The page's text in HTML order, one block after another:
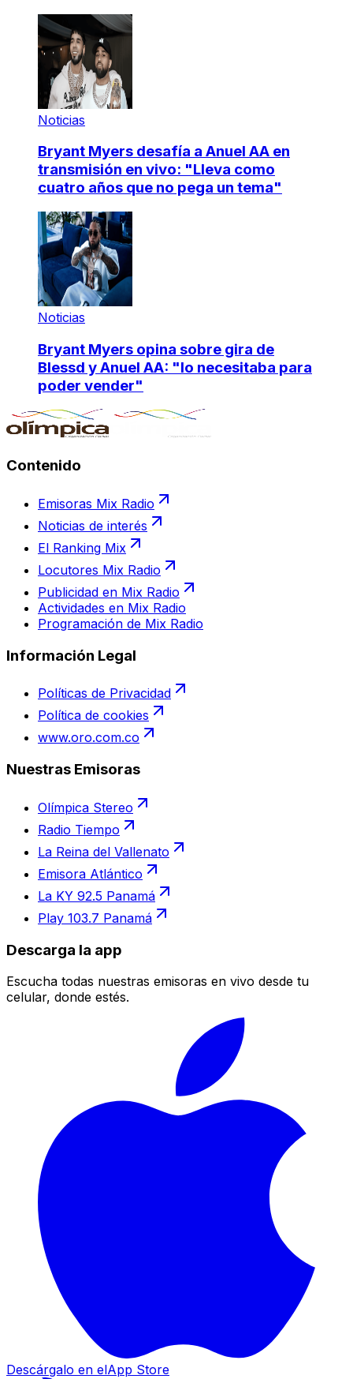
Noticias
Bryant Myers desafía a Anuel AA en
transmisión en vivo: "Lleva como
cuatro años que no pega un tema"
Noticias
Bryant Myers opina sobre gira de
Blessd y Anuel AA: "lo necesitaba para
poder vender"
Contenido
Emisoras Mix Radio
Noticias de interés
El Ranking Mix
Locutores Mix Radio
Publicidad en Mix Radio
Actividades en Mix Radio
Programación de Mix Radio
Información Legal
Políticas de Privacidad
Política de cookies
www.oro.com.co
Nuestras Emisoras
Olímpica Stereo
Radio Tiempo
La Reina del Vallenato
Emisora Atlántico
La KY 92.5 Panamá
Play 103.7 Panamá
Descarga la app
Escucha todas nuestras emisoras en vivo desde tu
celular, donde estés.
Descárgalo en elApp Store